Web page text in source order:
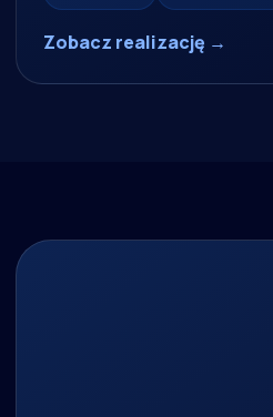
Zobacz realizację →